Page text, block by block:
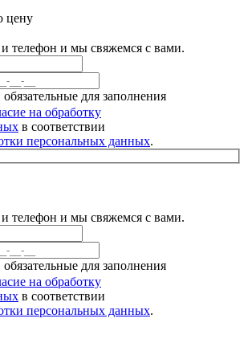
цену
телефон и мы свяжемся с вами.
для заполнения
на обработку
в соответствии
персональных данных.
телефон и мы свяжемся с вами.
для заполнения
на обработку
в соответствии
персональных данных.